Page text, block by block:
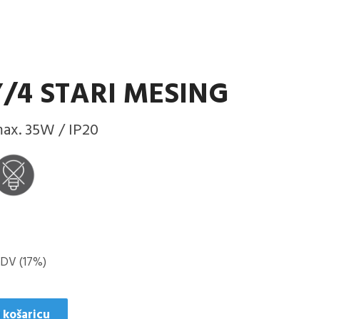
STARI MESING
35W / IP20
(17%)